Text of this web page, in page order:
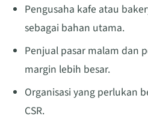
Pengusaha kafe atau
sebagai bahan utama.
Penjual pasar malam dan
margin lebih besar.
Organisasi yang perlukan
CSR.